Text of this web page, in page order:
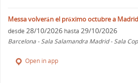
Messa volverán el próximo octubre a
desde 28/10/2026 hasta 29/10/2026
Barcelona - Sala Salamandra Madrid - Sala
Open in app